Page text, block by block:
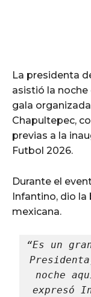
La presidenta
asistió la
gala
Chapultepec,
previas a la
Futbol 2026.
Durante el
Infantino, dio la
mexicana.
“Es un
noche
expresó